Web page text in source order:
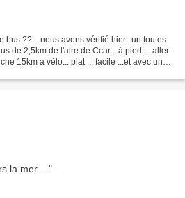
bus ?? ...nous avons vérifié hier...un toutes
de 2,5km de l'aire de Ccar... à pied ... aller-
15km à vélo... plat ... facile ...et avec une